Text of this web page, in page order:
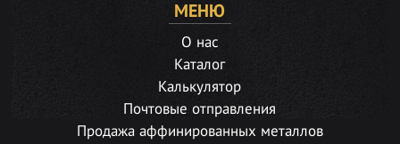
МЕНЮ
О нас
Каталог
Калькулятор
Почтовые отправления
Продажа аффинированных металлов